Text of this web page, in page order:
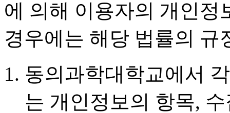
에 의해 이용자의 개인정
경우에는 해당 법률의 규
동의과학대학교에서
는 개인정보의 항목,